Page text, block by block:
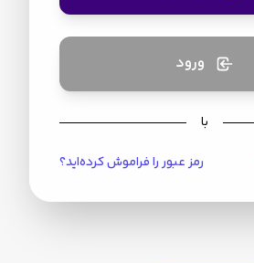
ورود
با
رمز عبور را فراموش کرده‌اید؟